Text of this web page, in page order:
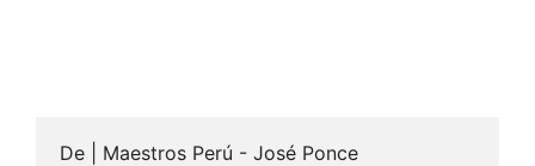
De | Maestros Perú - José Ponce